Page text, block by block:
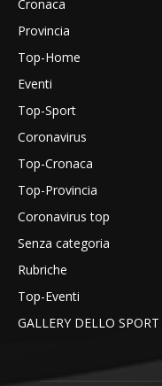
Cronaca
Provincia
Top-Home
Eventi
Top-Sport
Coronavirus
Top-Cronaca
Top-Provincia
Coronavirus top
Senza categoria
Rubriche
Top-Eventi
GALLERY DELLO SPORT